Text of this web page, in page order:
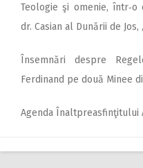
Teologie şi omenie, într‑o
dr. Casian al Dunării de
Însemnări despre
Ferdinand pe două Minee
Agenda Înaltpreasfinţitului